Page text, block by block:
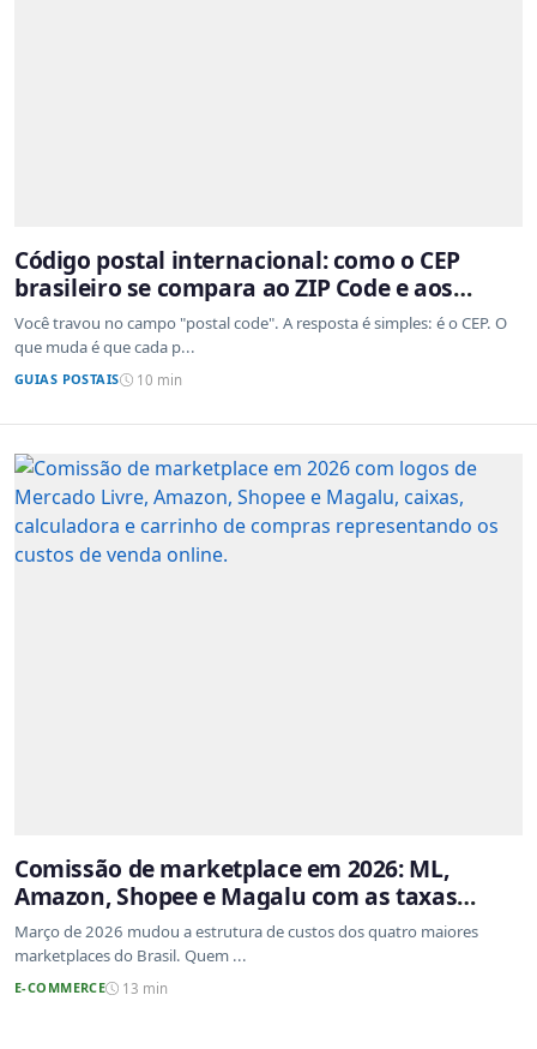
Código postal internacional: como o CEP
brasileiro se compara ao ZIP Code e aos
sistemas de outros países
Você travou no campo "postal code". A resposta é simples: é o CEP. O
que muda é que cada p...
GUIAS POSTAIS 10 min
Comissão de marketplace em 2026: ML,
Amazon, Shopee e Magalu com as taxas
atualizadas
Março de 2026 mudou a estrutura de custos dos quatro maiores
marketplaces do Brasil. Quem ...
E-COMMERCE 13 min